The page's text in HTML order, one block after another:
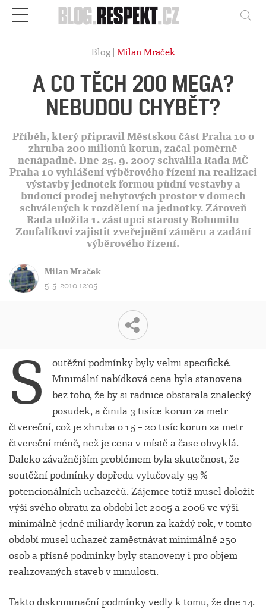
Respekt
Blog | Milan Mraček
A CO TĚCH 200 MEGA?
NEBUDOU CHYBĚT?
Příběh, který připravil Městskou část Praha 10 o
zhruba 200 milionů korun, začal poměrně
nenápadně. Dne 25. 9. 2007 schválila Rada MČ
Praha 10 vyhlášení výběrového řízení na realizaci
výstavby jednotek formou půdní vestavby a
budoucí prodej nebytových prostor v domech
schválených k rozdělení na jednotky. Zároveň
Rada uložila 1. zástupci starosty Bohumilu
Zoufalíkovi zajistit zveřejnění záměru a zadání
výběrového řízení.
Milan Mraček
5. 5. 2010 12:05
S
outěžní podmínky byly velmi specifické.
Minimální nabídková cena byla stanovena
bez toho, že by si radnice obstarala znalecký
posudek, a činila 3 tisíce korun za metr
čtvereční, což je zhruba o 15 – 20 tisíc korun za metr
čtvereční méně, než je cena v místě a čase obvyklá.
Daleko závažnějším problémem byla skutečnost, že
soutěžní podmínky dopředu vylučovaly 99 %
potencionálních uchazečů. Zájemce totiž musel doložit
výši svého obratu za období let 2005 a 2006 ve výši
minimálně jedné miliardy korun za každý rok, v tomto
období musel uchazeč zaměstnávat minimálně 250
osob a přísné podmínky byly stanoveny i pro objem
realizovaných staveb v minulosti.
Takto diskriminační podmínky vedly k tomu, že dne 14.